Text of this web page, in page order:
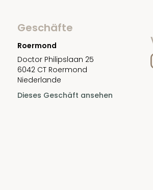
Geschäfte
Roermond
Doctor Philipslaan 25
6042 CT Roermond
Niederlande
Dieses Geschäft ansehen